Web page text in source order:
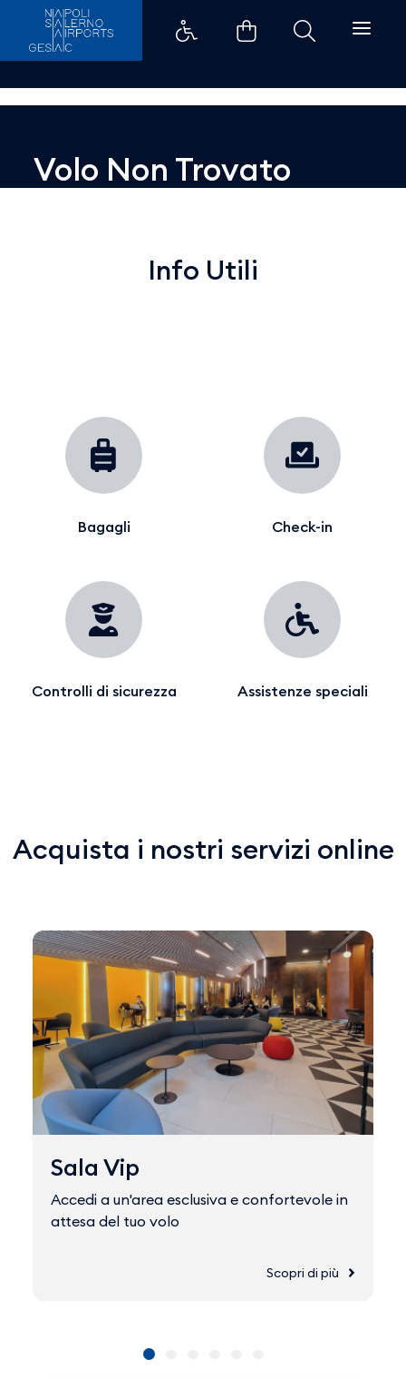
Dettaglio - Aeroporti di Napoli
Volo Non Trovato
Info Utili
Bagagli Check-in
Controlli di sicurezza Assistenze speciali
Acquista i nostri servizi online
Sala Vip
Accedi a un'area esclusiva e confortevole in
attesa del tuo volo
Scopri di più